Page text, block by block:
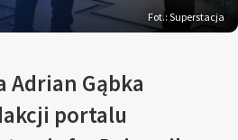
Fot.: Superstacja
Adrian Gąbka
portalu